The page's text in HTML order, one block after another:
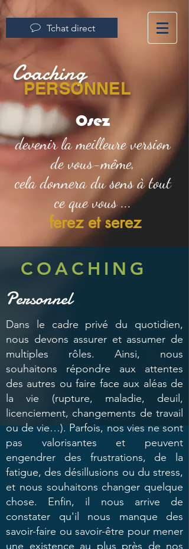
Tchat direct
Coaching
PERSONNEL
Osez
devenir la meilleure version
de vous-même,
cela donnera du sens à tout
ce que vous ...
ferez et serez
COACHING
Personnel
Dans le cadre privé du quotidien,
nous devons assurer et assumer de
multiples rôles. Ainsi, nous
souhaitons répondre aux attentes
des autres ou faire face aux aléas de
la vie (rupture, maladie, deuil,
licenciement, changements de travail
ou de vie…). Parfois, nos vies ne sont
pas valorisantes et peuvent
engendrer des frustrations, de la
fatigue, des désillusions ou du stress,
et nous souhaitons changer quelque
chose. Enfin, il nous arrive de
constater qu'il nous manque des
savoir-faire ou savoir-être pour mener
une existence au plus près de nos